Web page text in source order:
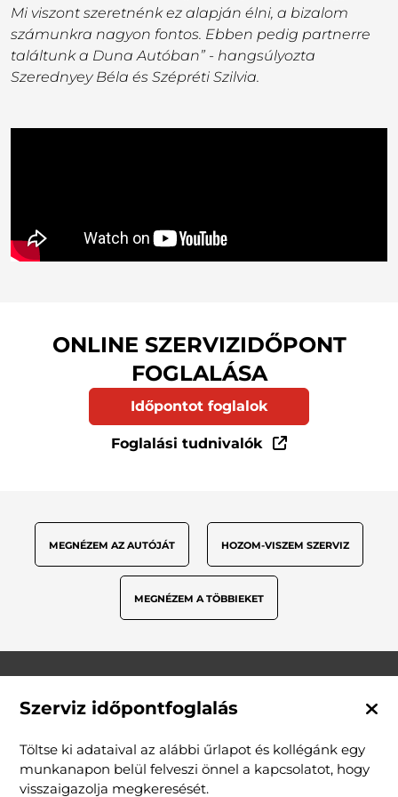
Mi viszont szeretnénk ez alapján élni, a bizalom
számunkra nagyon fontos. Ebben pedig partnerre
találtunk a Duna Autóban” - hangsúlyozta
Szerednyey Béla és Szépréti Szilvia.
ONLINE SZERVIZIDŐPONT
FOGLALÁSA
Időpontot foglalok
Foglalási tudnivalók
Szerviz időpontfoglalás
Töltse ki adataival az alábbi űrlapot és kollégánk egy
munkanapon belül felveszi önnel a kapcsolatot, hogy
visszaigazolja megkeresését.
MEGNÉZEM AZ AUTÓJÁT HOZOM-VISZEM SZERVIZ
MEGNÉZEM A TÖBBIEKET
Központi cím